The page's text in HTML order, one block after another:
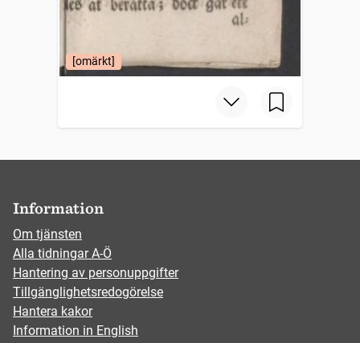
[omärkt]
Information
Om tjänsten
Alla tidningar A-Ö
Hantering av personuppgifter
Tillgänglighetsredogörelse
Hantera kakor
Information in English